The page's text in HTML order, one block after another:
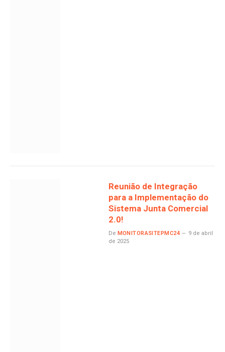
Reunião de Integração
para a Implementação do
Sistema Junta Comercial
2.0!
De MONITORASITEPMC24
9 de abril
de 2025